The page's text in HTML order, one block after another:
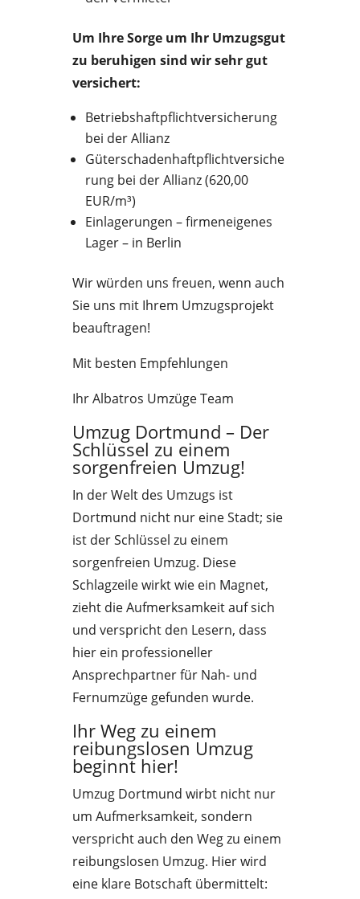
Um Ihre Sorge um Ihr Umzugsgut
zu beruhigen sind wir sehr gut
versichert:
Betriebshaftpflichtversicherung
bei der Allianz
Güterschadenhaftpflichtversiche
rung bei der Allianz (620,00
EUR/m³)
Einlagerungen – firmeneigenes
Lager – in Berlin
Wir würden uns freuen, wenn auch
Sie uns mit Ihrem Umzugsprojekt
beauftragen!
Mit besten Empfehlungen
Ihr Albatros Umzüge Team
Umzug Dortmund – Der
Schlüssel zu einem
sorgenfreien Umzug!
In der Welt des Umzugs ist
Dortmund nicht nur eine Stadt; sie
ist der Schlüssel zu einem
sorgenfreien Umzug. Diese
Schlagzeile wirkt wie ein Magnet,
zieht die Aufmerksamkeit auf sich
und verspricht den Lesern, dass
hier ein professioneller
Ansprechpartner für Nah- und
Fernumzüge gefunden wurde.
Ihr Weg zu einem
reibungslosen Umzug
beginnt hier!
Umzug Dortmund wirbt nicht nur
um Aufmerksamkeit, sondern
verspricht auch den Weg zu einem
reibungslosen Umzug. Hier wird
eine klare Botschaft übermittelt: